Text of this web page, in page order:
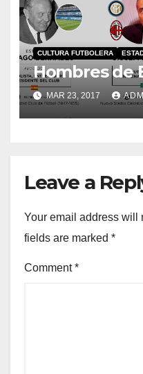
CULTURA FUTBOLERA
Hombres de
MAR 23, 2017
Leave a
Your email address will
fields are marked *
Comment*